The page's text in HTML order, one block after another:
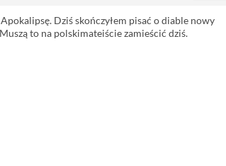
Dziś skończyłem pisać o diable nowy
to na polskimateiście zamieścić dziś.